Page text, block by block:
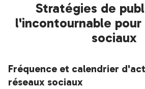
Stratégies de
l'incontournable pour
sociaux
Fréquence et calendrier
réseaux sociaux